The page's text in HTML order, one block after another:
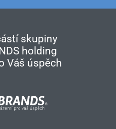
skupiny
holding
Váš úspěch